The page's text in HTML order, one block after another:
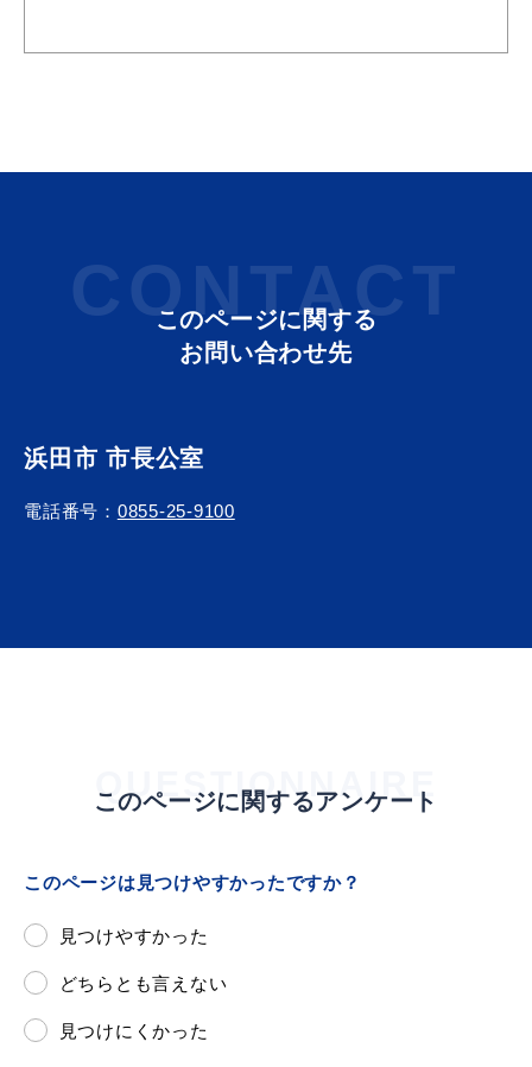
移住・出会い応援（はまだ暮らし）
浜田市庁舎の
各課への
CONTACT
このページに関する
お問い合わせ先
浜田市 市長公室
電話番号： 0855-25-9100
QUESTIONNAIRE
このページに関するアンケート
このページは見つけやすかったですか？
見つけやすかった
どちらとも言えない
見つけにくかった